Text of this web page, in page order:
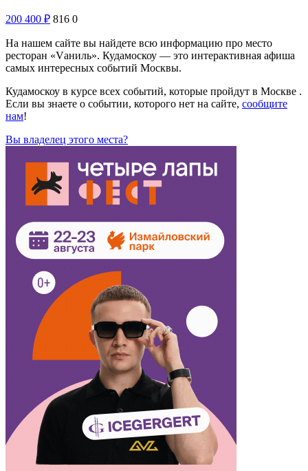
200 400 ₽ 816 0
На нашем сайте вы найдете всю информацию про место
ресторан «Vаниль». Кудамоскоу — это интерактивная афиша
самых интересных событий Москвы.
Кудамоскоу в курсе всех событий, которые пройдут в Москве .
Если вы знаете о событии, которого нет на сайте, сообщите
нам!
Вы владелец этого места?